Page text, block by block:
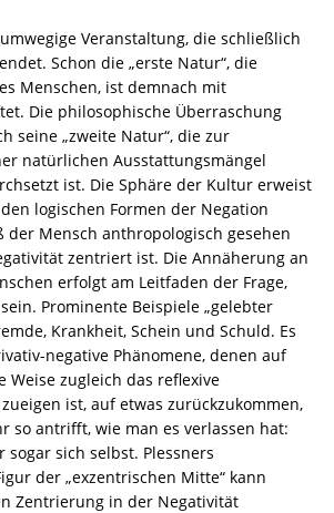
Veranstaltung, die schließlich
Schon die „erste Natur“, die
Menschen, ist demnach mit
Die philosophische Überraschung
seine „zweite Natur“, die zur
natürlichen Ausstattungsmängel
ist. Die Sphäre der Kultur erweist
logischen Formen der Negation
Mensch anthropologisch gesehen
zentriert ist. Die Annäherung an
erfolgt am Leitfaden der Frage,
Prominente Beispiele „gelebter
Krankheit, Schein und Schuld. Es
negative Phänomene, denen auf
Weise zugleich das reflexive
ist, auf etwas zurückzukommen,
so antrifft, wie man es verlassen hat:
sogar sich selbst. Plessners
der „exzentrischen Mitte“ kann
Zentrierung in der Negativität